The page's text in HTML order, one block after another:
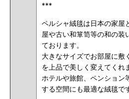
***
ペルシャ絨毯は日本の家屋
屋や古い和箪笥等の和の装
ております。
大きなサイズでお部屋に敷
を上品で美しく変えてくれ
ホテルや旅館、ペンション
する空間にも最適な絨毯で